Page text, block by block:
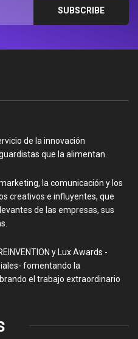
de la innovación
que la alimentan.
la comunicación y los
creativos e influyentes, que
de las empresas, sus
y Lux Awards -
fomentando la
el trabajo extraordinario